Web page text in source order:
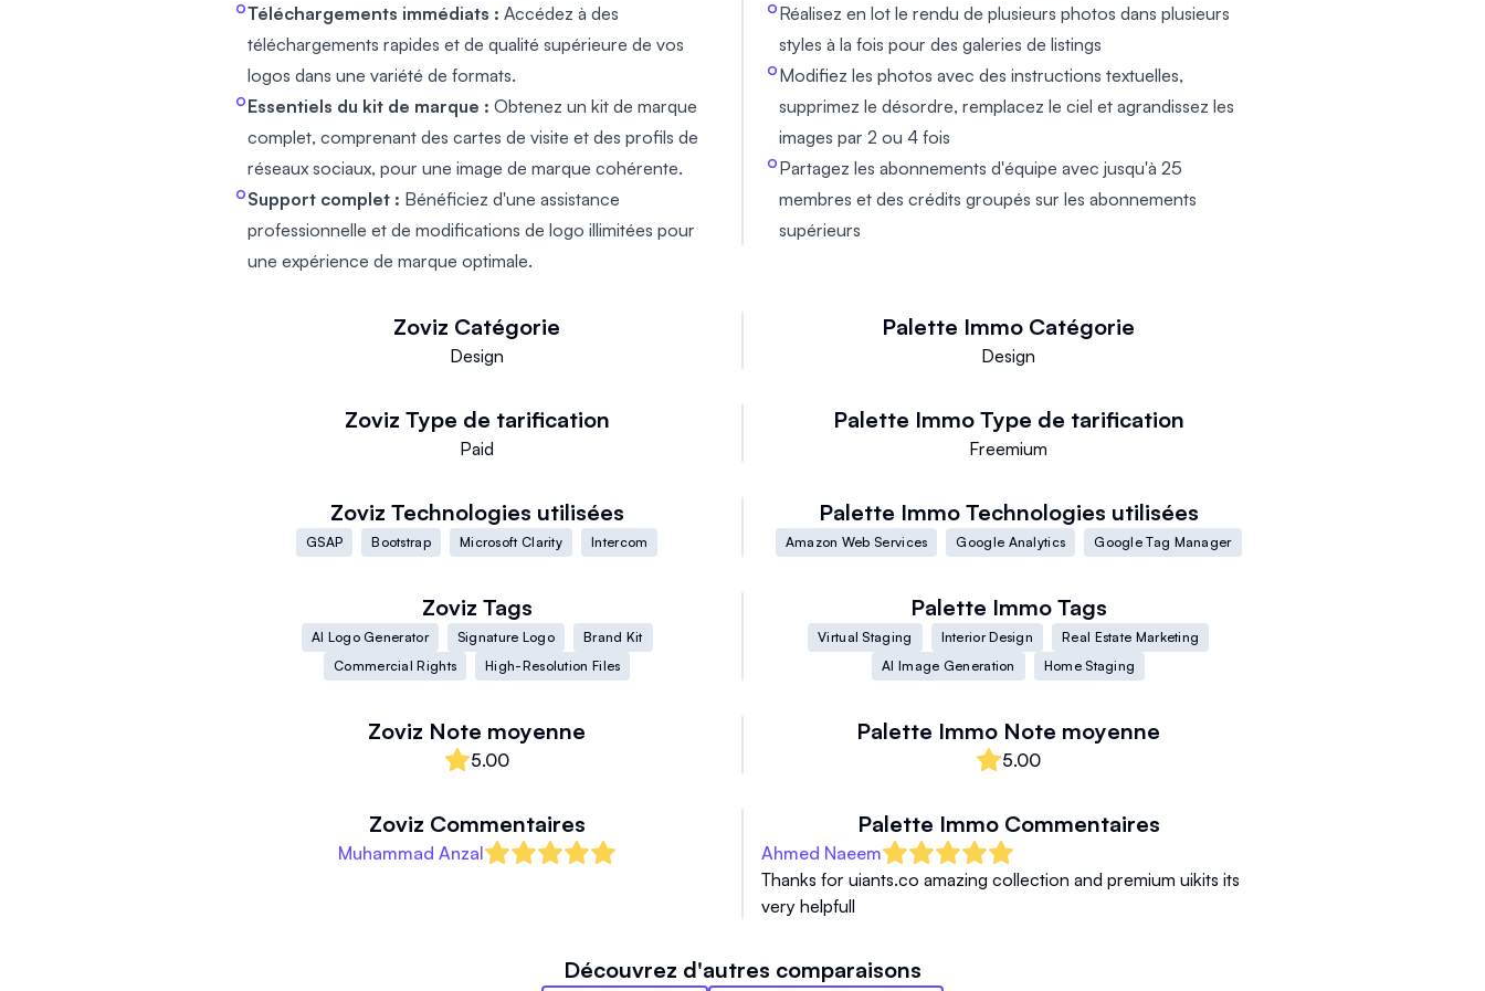
Téléchargements immédiats : Accédez à des
téléchargements rapides et de qualité supérieure de vos
logos dans une variété de formats.
Essentiels du kit de marque : Obtenez un kit de marque
complet, comprenant des cartes de visite et des profils de
réseaux sociaux, pour une image de marque cohérente.
Support complet : Bénéficiez d'une assistance
professionnelle et de modifications de logo illimitées pour
une expérience de marque optimale.
Réalisez en lot le rendu de plusieurs photos dans plusieurs
styles à la fois pour des galeries de listings
Modifiez les photos avec des instructions textuelles,
supprimez le désordre, remplacez le ciel et agrandissez les
images par 2 ou 4 fois
Partagez les abonnements d'équipe avec jusqu'à 25
membres et des crédits groupés sur les abonnements
supérieurs
Zoviz Catégorie
Design
Palette Immo Catégorie
Design
Zoviz Type de tarification
Paid
Palette Immo Type de tarification
Freemium
Zoviz Technologies utilisées
GSAP Bootstrap Microsoft Clarity Intercom
Palette Immo Technologies utilisées
Amazon Web Services Google Analytics Google Tag Manager
Zoviz Tags
AI Logo Generator Signature Logo
Brand Kit
Commercial Rights
High-Resolution Files
Palette Immo Tags
Virtual Staging Interior Design
Real Estate Marketing
AI Image Generation
Home Staging
Zoviz Note moyenne
5.00
Palette Immo Note moyenne
5.00
Zoviz Commentaires
Muhammad Anzal
Palette Immo Commentaires
Ahmed Naeem
Thanks for uiants.co amazing collection and premium uikits its
very helpfull
Découvrez d'autres comparaisons